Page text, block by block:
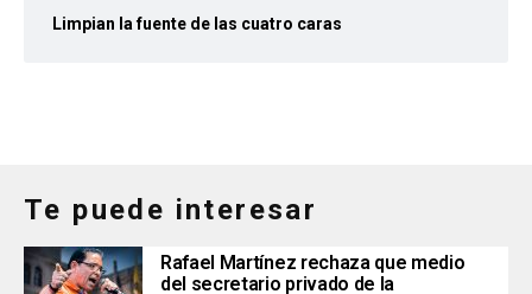
Limpian la fuente de las cuatro caras
Te puede interesar
Rafael Martínez rechaza que medio
del secretario privado de la